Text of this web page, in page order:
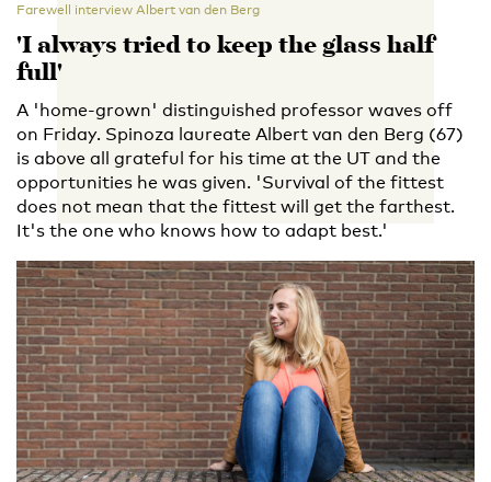
Farewell interview Albert van den Berg
'I always tried to keep the glass half
full'
A 'home-grown' distinguished professor waves off
on Friday. Spinoza laureate Albert van den Berg (67)
is above all grateful for his time at the UT and the
opportunities he was given. 'Survival of the fittest
does not mean that the fittest will get the farthest.
It's the one who knows how to adapt best.'